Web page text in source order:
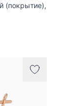
(покрытие),